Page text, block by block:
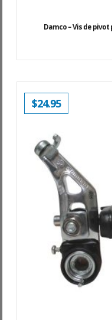
Damco – Vis de
$24.95